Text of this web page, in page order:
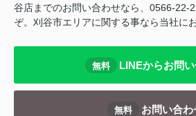
谷店までのお問い合わせなら、0566-22-
ぞ。刈谷市エリアに関する事なら当社に
無料 LINEからお問
無料 お問い合わ